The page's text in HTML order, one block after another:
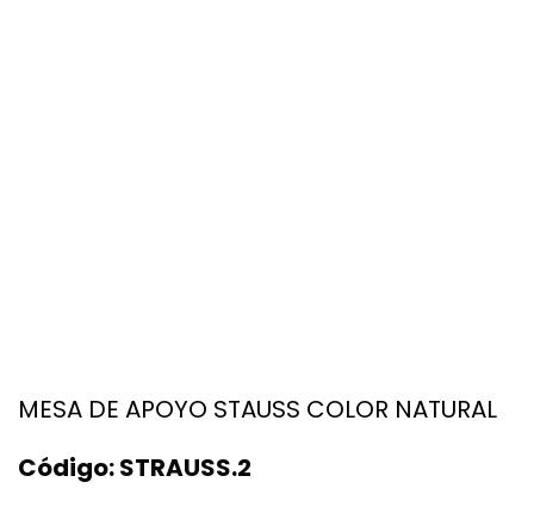
MESA DE APOYO STAUSS COLOR NATURAL
Código:STRAUSS.2